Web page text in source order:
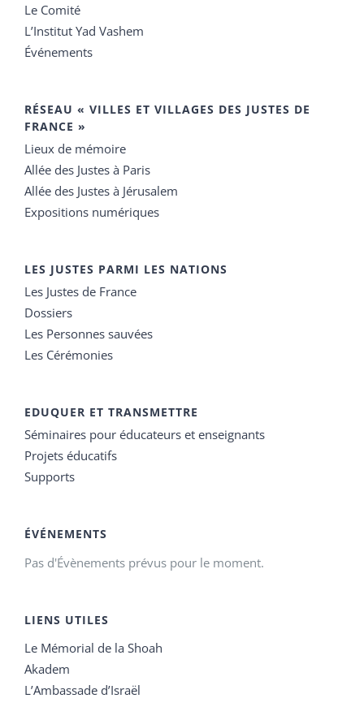
Le Comité
L’Institut Yad Vashem
Événements
RÉSEAU « VILLES ET VILLAGES DES JUSTES DE
FRANCE »
Lieux de mémoire
Allée des Justes à Paris
Allée des Justes à Jérusalem
Expositions numériques
LES JUSTES PARMI LES NATIONS
Les Justes de France
Dossiers
Les Personnes sauvées
Les Cérémonies
EDUQUER ET TRANSMETTRE
Séminaires pour éducateurs et enseignants
Projets éducatifs
Supports
ÉVÉNEMENTS
Pas d'Évènements prévus pour le moment.
LIENS UTILES
Le Mémorial de la Shoah
Akadem
L’Ambassade d’Israël